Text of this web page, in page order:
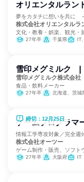
オリエンタルラン
夢をカタチに想いを共に
株式会社オリエンタルラ
文化・教養・娯楽、観光・
27年卒 千葉県 IT、
雪印メグミルク
雪印メグミルク株式会社
食品・飲料メーカー
27年卒 北海道、茨城県、群馬県、埼玉県、千葉
締切：12月25日
ゲームプログラマ
情報工学専攻対象／完全週
株式会社オーツー
ゲーム制作・販売、ソフト
27年卒 大阪府 IT